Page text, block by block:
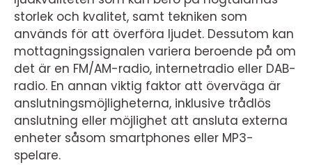
storlek och kvalitet, samt tekniken som
används för att överföra ljudet. Dessutom kan
mottagningssignalen variera beroende på om
det är en FM/AM-radio, internetradio eller DAB-
radio. En annan viktig faktor att överväga är
anslutningsmöjligheterna, inklusive trådlös
anslutning eller möjlighet att ansluta externa
enheter såsom smartphones eller MP3-
spelare.